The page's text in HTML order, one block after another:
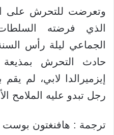
وتعرضت للتحرش على
الذي فرضته
الجماعي ليلة رأس
إيزميرالدا لابي، لم
رجل تبدو عليه الملامح
ترجمة : هافنغتون بوست